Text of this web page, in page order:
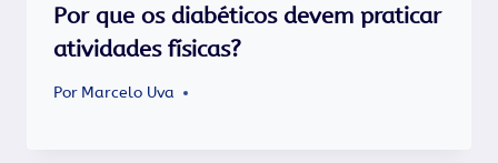
Por que os diabéticos devem praticar
atividades físicas?
Por Marcelo Uva